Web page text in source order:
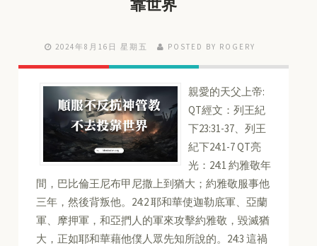
靠世界
2024年8月16日 星期五 POSTED BY ROGERY
親愛的天父上帝:
QT經文：列王紀
下23:31-37、列王
紀下24:1-7 QT亮
光：24:1 約雅敬年
間，巴比倫王尼布甲尼撒上到猶大；約雅敬服事他
三年，然後背叛他。24:2 耶和華使迦勒底軍、亞蘭
軍、摩押軍，和亞捫人的軍來攻擊約雅敬，毀滅猶
大，正如耶和華藉他僕人眾先知所說的。24:3 這禍